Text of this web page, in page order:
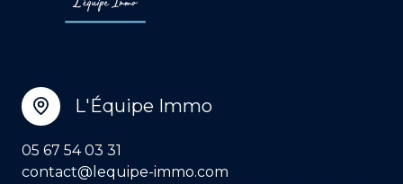
L'Équipe Immo
05 67 54 03 31
contact@lequipe-immo.com